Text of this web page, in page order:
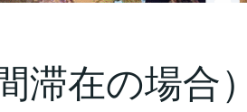
在の場合）